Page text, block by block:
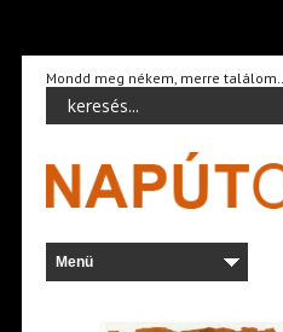
Mondd meg nékem, merre